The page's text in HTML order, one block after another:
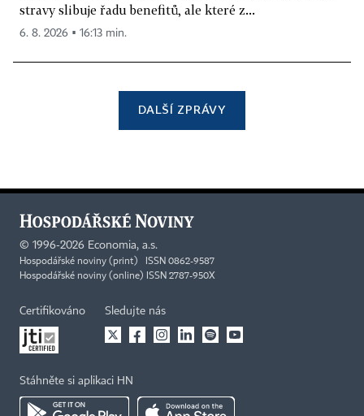
stravy slibuje řadu benefitů, ale které z...
6. 8. 2026 ▪ 16:13 min.
DALŠÍ ZPRÁVY
© 1996-2026 Economia, a.s.
Hospodářské noviny (print) ISSN 0862-9587
Hospodářské noviny (online) ISSN 2787-950X
Certifikováno Sledujte nás
Stáhněte si aplikaci HN